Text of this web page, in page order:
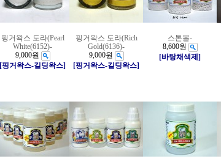
핑거왁스 도라(Pearl
White(6152)-
9,000원
[핑거왁스-길딩왁스]
핑거왁스 도라(Rich
Gold(6136)-
9,000원
[핑거왁스-길딩왁스]
스톤볼-
8,600원
[바탕채색제]